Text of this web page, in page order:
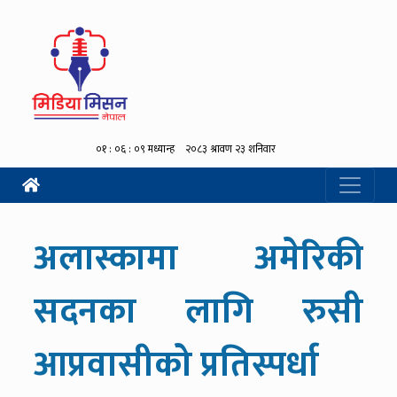
अलास्कामा अमेरिकी
सदनका लागि रुसी
आप्रवासीको प्रतिस्पर्धा